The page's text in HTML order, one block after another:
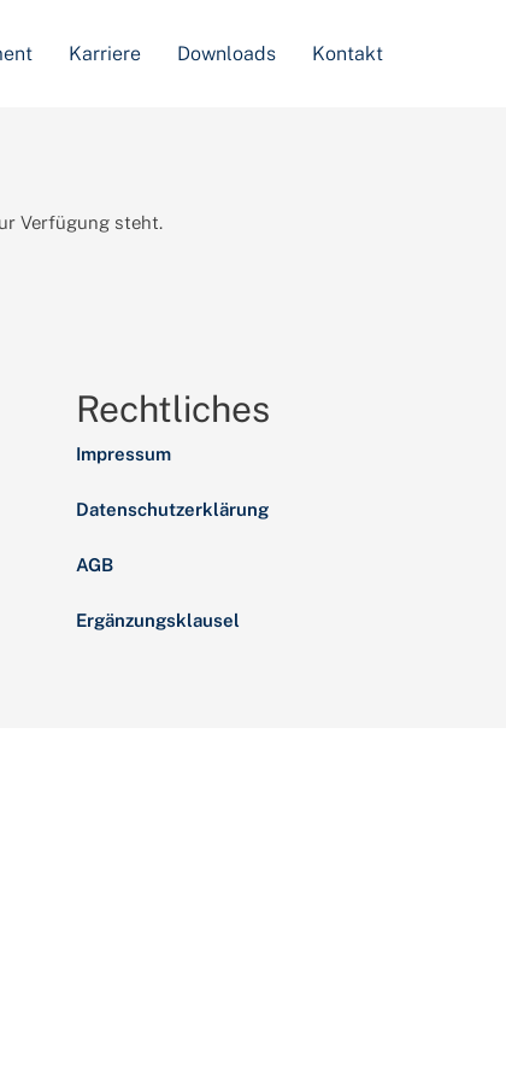
Karriere Downloads Kontakt
Verfügung steht.
Rechtliches
Impressum
Datenschutzerklärung
AGB
Ergänzungsklausel